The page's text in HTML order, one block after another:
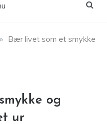
» Bær livet som et smykke
og
ur